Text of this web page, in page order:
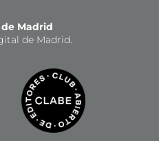
Madrid
de Madrid.